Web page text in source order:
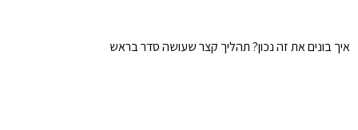
איך בונים את זה נכון? תהליך קצר שעושה סדר בראש